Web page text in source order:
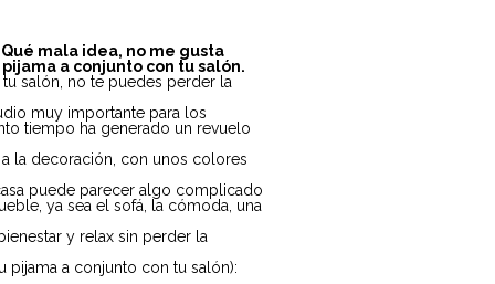
mala idea, no me gusta
a conjunto con tu salón.
salón, no te puedes perder la
muy importante para los
tiempo ha generado un revuelo
la decoración, con unos colores
puede parecer algo complicado
ya sea el sofá, la cómoda, una
y relax sin perder la
pijama a conjunto con tu salón):